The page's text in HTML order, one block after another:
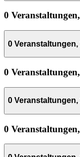
0 Veranstaltungen,
0 Veranstaltungen,
0 Veranstaltungen,
0 Veranstaltungen,
0 Veranstaltungen,